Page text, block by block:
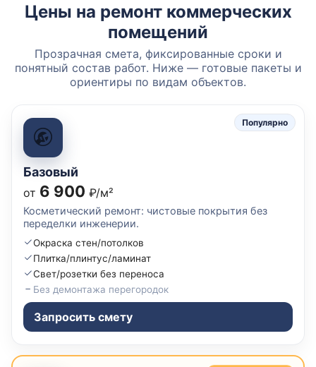
Цены на ремонт коммерческих
помещений
Прозрачная смета, фиксированные сроки и
понятный состав работ. Ниже — готовые пакеты и
ориентиры по видам объектов.
Популярно
Базовый
от 6 900 ₽/м²
Косметический ремонт: чистовые покрытия без
переделки инженерии.
Окраска стен/потолков
Плитка/плинтус/ламинат
Свет/розетки без переноса
Без демонтажа перегородок
Запросить смету